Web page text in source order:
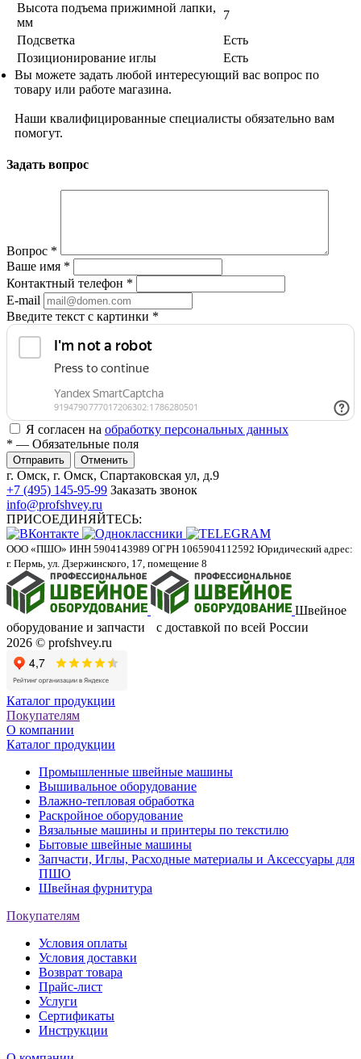
Высота подъема прижимной лапки,
мм
7
Подсветка
Есть
Позиционирование иглы
Есть
Вы можете задать любой интересующий вас вопрос по
товару или работе магазина.
Наши квалифицированные специалисты обязательно вам
помогут.
Задать вопрос
Вопрос *
Ваше имя *
Контактный телефон *
E-mail
Введите текст с картинки *
Я согласен на обработку персональных данных
* — Обязательные поля
Отменить
г. Омск, г. Омск, Спартаковская ул, д.9
+7 (495) 145-95-99 Заказать звонок
info@profshvey.ru
ПРИСОЕДИНЯЙТЕСЬ:
ООО «ПШО» ИНН 5904143989 ОГРН 1065904112592 Юридический адрес:
г. Пермь, ул. Дзержинского, 17, помещение 8
Швейное
оборудование и запчасти с доставкой по всей России
2026 © profshvey.ru
Каталог продукции
Покупателям
О компании
Каталог продукции
Промышленные швейные машины
Вышивальное оборудование
Влажно-тепловая обработка
Раскройное оборудование
Вязальные машины и принтеры по текстилю
Бытовые швейные машины
Запчасти, Иглы, Расходные материалы и Аксессуары для
ПШО
Швейная фурнитура
Покупателям
Условия оплаты
Условия доставки
Возврат товара
Прайс-лист
Услуги
Сертификаты
Инструкции